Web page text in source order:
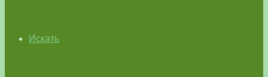
Искать